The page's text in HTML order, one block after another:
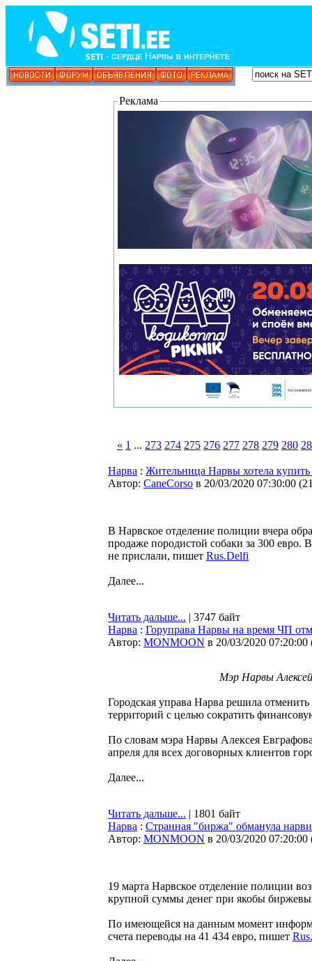
Реклама
« 1 ... 273 274 275 276 277 278 279 280
Нарва : Жительница Нарвы хотела
Автор: CaneCorso в 20/03/2020 07:30:00 (
В Нарвское отделение полиции вчера
продаже породистой собаки за 300 евро.
не прислали, пишет Rus.Delfi
Далее...
Читать дальше... | 3747 байт
Нарва : Горуправа Нарвы на время ЧП
Автор: MONMOON в 20/03/2020 07:20:00
Мэр Нарвы
Городская управа Нарва решила
территорий с целью сократить
По словам мэра Нарвы Алексея
апреля для всех договорных клиентов
Далее...
Читать дальше... | 1801 байт
Нарва : Странная "биржа" обманула
Автор: MONMOON в 20/03/2020 07:20:00
19 марта Нарвское отделение полиции
крупной суммы денег при якобы
По имеющейся на данным момент
счета переводы на 41 434 евро, пишет